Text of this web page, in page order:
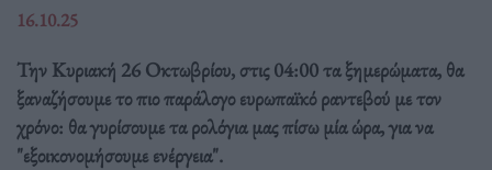
16.10.25
Την Κυριακή 26 Οκτωβρίου, στις 04:00 τα ξημερώματα, θα
ξαναζήσουμε το πιο παράλογο ευρωπαϊκό ραντεβού με τον
χρόνο: θα γυρίσουμε τα ρολόγια μας πίσω μία ώρα, για να
"εξοικονομήσουμε ενέργεια".